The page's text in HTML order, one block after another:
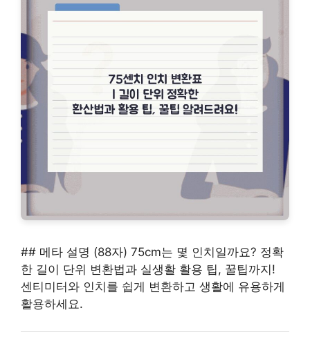
## 메타 설명 (88자) 75cm는 몇 인치일까요? 정확
한 길이 단위 변환법과 실생활 활용 팁, 꿀팁까지!
센티미터와 인치를 쉽게 변환하고 생활에 유용하게
활용하세요.